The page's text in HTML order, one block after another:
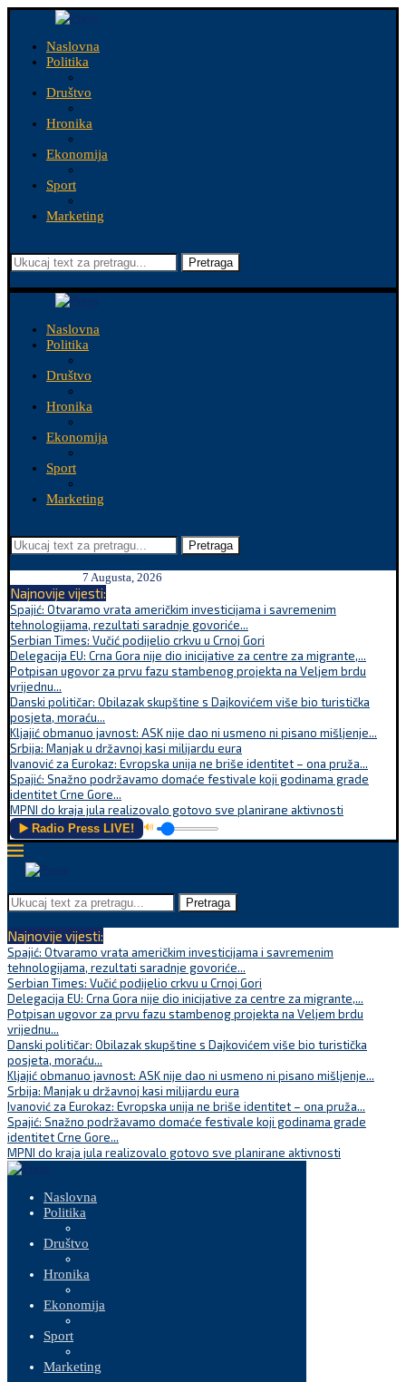
Naslovna
Politika
Društvo
Hronika
Ekonomija
Sport
Marketing
Pretraga
Naslovna
Politika
Društvo
Hronika
Ekonomija
Sport
Marketing
Pretraga
7 Augusta, 2026
Najnovije vijesti:
Spajić: Otvaramo vrata američkim investicijama i savremenim
tehnologijama, rezultati saradnje govoriće...
Serbian Times: Vučić podijelio crkvu u Crnoj Gori
Delegacija EU: Crna Gora nije dio inicijative za centre za migrante,...
Potpisan ugovor za prvu fazu stambenog projekta na Veljem brdu
vrijednu...
Danski političar: Obilazak skupštine s Dajkovićem više bio turistička
posjeta, moraću...
Kljajić obmanuo javnost: ASK nije dao ni usmeno ni pisano mišljenje...
Srbija: Manjak u državnoj kasi milijardu eura
Ivanović za Eurokaz: Evropska unija ne briše identitet – ona pruža...
Spajić: Snažno podržavamo domaće festivale koji godinama grade
identitet Crne Gore...
MPNI do kraja jula realizovalo gotovo sve planirane aktivnosti
▶️ Radio Press LIVE! 🔊
Pretraga
Najnovije vijesti:
Spajić: Otvaramo vrata američkim investicijama i savremenim
tehnologijama, rezultati saradnje govoriće...
Serbian Times: Vučić podijelio crkvu u Crnoj Gori
Delegacija EU: Crna Gora nije dio inicijative za centre za migrante,...
Potpisan ugovor za prvu fazu stambenog projekta na Veljem brdu
vrijednu...
Danski političar: Obilazak skupštine s Dajkovićem više bio turistička
posjeta, moraću...
Kljajić obmanuo javnost: ASK nije dao ni usmeno ni pisano mišljenje...
Srbija: Manjak u državnoj kasi milijardu eura
Ivanović za Eurokaz: Evropska unija ne briše identitet – ona pruža...
Spajić: Snažno podržavamo domaće festivale koji godinama grade
identitet Crne Gore...
MPNI do kraja jula realizovalo gotovo sve planirane aktivnosti
Naslovna
Politika
Društvo
Hronika
Ekonomija
Sport
Marketing